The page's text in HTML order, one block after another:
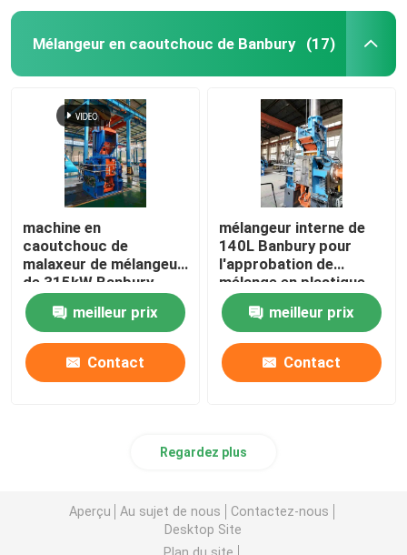
Mélangeur en caoutchouc de Banbury (17)
machine en
caoutchouc de
malaxeur de mélangeur
de 315kW Banbury
pour le mélange en
caoutchoucmeilleur prix
Contact
mélangeur interne de
140L Banbury pour
l'approbation de
mélange en plastique
en caoutchouc d'OIN
meilleur prix
Contact
Regardez plus
Aperçu Au sujet de nous
Contactez-nous
Desktop Site
Plan du site